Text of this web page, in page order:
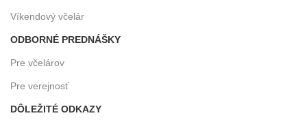
Víkendový včelár
ODBORNÉ PREDNÁŠKY
Pre včelárov
Pre verejnosť
DÔLEŽITÉ ODKAZY